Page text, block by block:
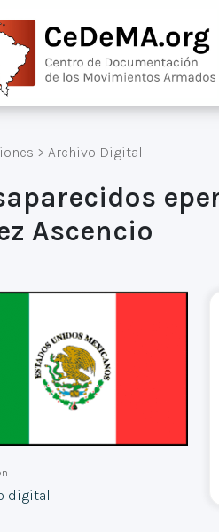
> Archivo Digital
Ascencio
digital